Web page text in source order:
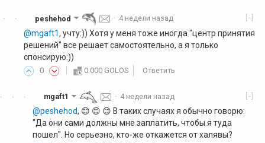
·
· [-]
peshehod · 4 недели назад
@mgaft1, учту:)) Хотя у меня тоже иногда "центр принятия
решений" все решает самостоятельно, а я только
спонсирую:))
0 0.000 GOLOS Ответить
·
·
· [-]
mgaft1 · 4 недели назад
@peshehod, 😊 😊 😊 В таких случаях я обычно говорю:
"Да они сами должны мне заплатить, чтобы я туда
пошел". Но серьезно, кто-же откажется от халявы?